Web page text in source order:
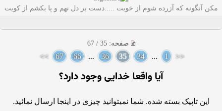
مکن آنگونه که آزرده شوم از خویت .....دست بر دل نهم و پا بکشم از کویت
صفحه: 35 / 67
<<
1
...
34
35
36
...
66
67
>>
آيا واقعا خدايى وجود دارد؟
این تاپیک بسته شده. شما نمیتوانید چیزی در اینجا ارسال نمائید.